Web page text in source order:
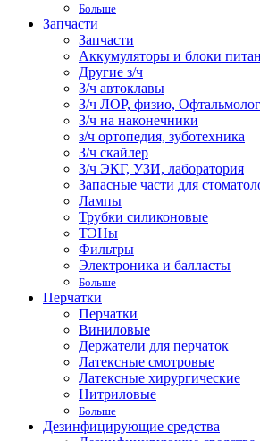
Больше
Запчасти
Запчасти
Аккумуляторы и блоки
Другие з/ч
З/ч автоклавы
З/ч ЛОР, физио,
З/ч на наконечники
з/ч ортопедия, зуботехника
З/ч скайлер
З/ч ЭКГ, УЗИ, лаборатория
Запасные части для
Лампы
Трубки силиконовые
ТЭНы
Фильтры
Электроника и балласты
Больше
Перчатки
Перчатки
Виниловые
Держатели для перчаток
Латексные смотровые
Латексные хирургические
Нитриловые
Больше
Дезинфицирующие средства